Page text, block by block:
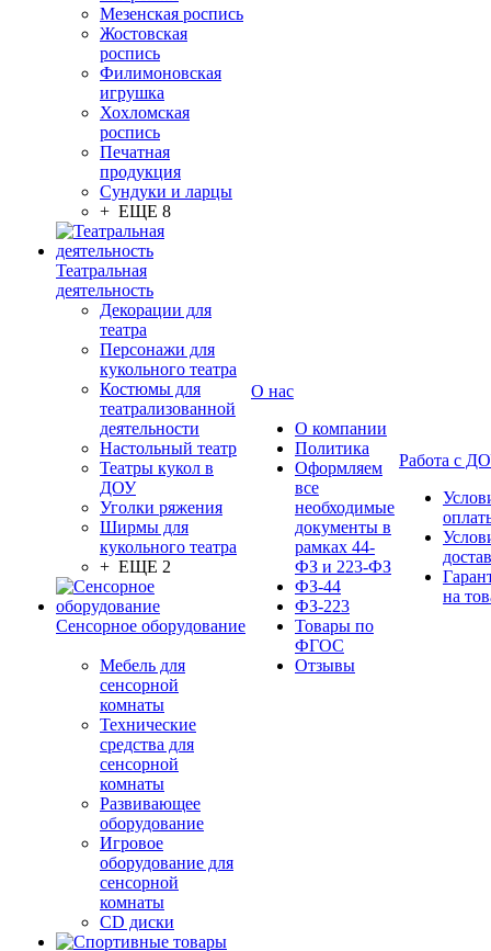
Мезенская роспись
Жостовская
роспись
Филимоновская
игрушка
Хохломская
роспись
Печатная
продукция
Сундуки и ларцы
+ ЕЩЕ 8
Театральная
деятельность
Декорации для
театра
Персонажи для
кукольного театра
Костюмы для
театрализованной
деятельности
Настольный театр
Театры кукол в
ДОУ
Уголки ряжения
Ширмы для
кукольного театра
+ ЕЩЕ 2
Сенсорное оборудование
Мебель для
сенсорной
комнаты
Технические
средства для
сенсорной
комнаты
Развивающее
оборудование
Игровое
оборудование для
сенсорной
комнаты
CD диски
О нас
О компании
Политика
Оформляем
все
необходимые
документы в
рамках 44-
ФЗ и 223-ФЗ
ФЗ-44
ФЗ-223
Товары по
ФГОС
Отзывы
Работа с
на